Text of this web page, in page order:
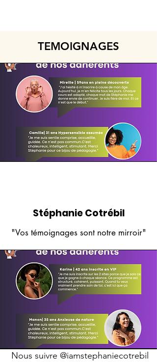
TEMOIGNAGES
Stéphanie Cotrébil
"Vos témoignages sont notre mirroir"
Nous suivre @iamstephaniecotrebil